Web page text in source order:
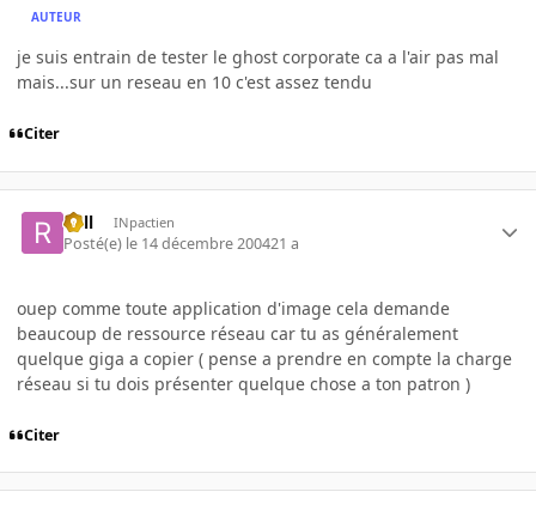
AUTEUR
je suis entrain de tester le ghost corporate ca a l'air pas mal
mais...sur un reseau en 10 c'est assez tendu
Citer
Rell INpactien
Posté(e) le 14 décembre 200421 a
ouep comme toute application d'image cela demande
beaucoup de ressource réseau car tu as généralement
quelque giga a copier ( pense a prendre en compte la charge
réseau si tu dois présenter quelque chose a ton patron )
Citer